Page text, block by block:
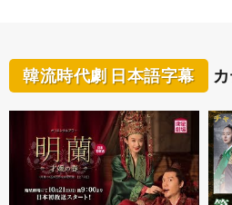
韓流時代劇 日本語字幕